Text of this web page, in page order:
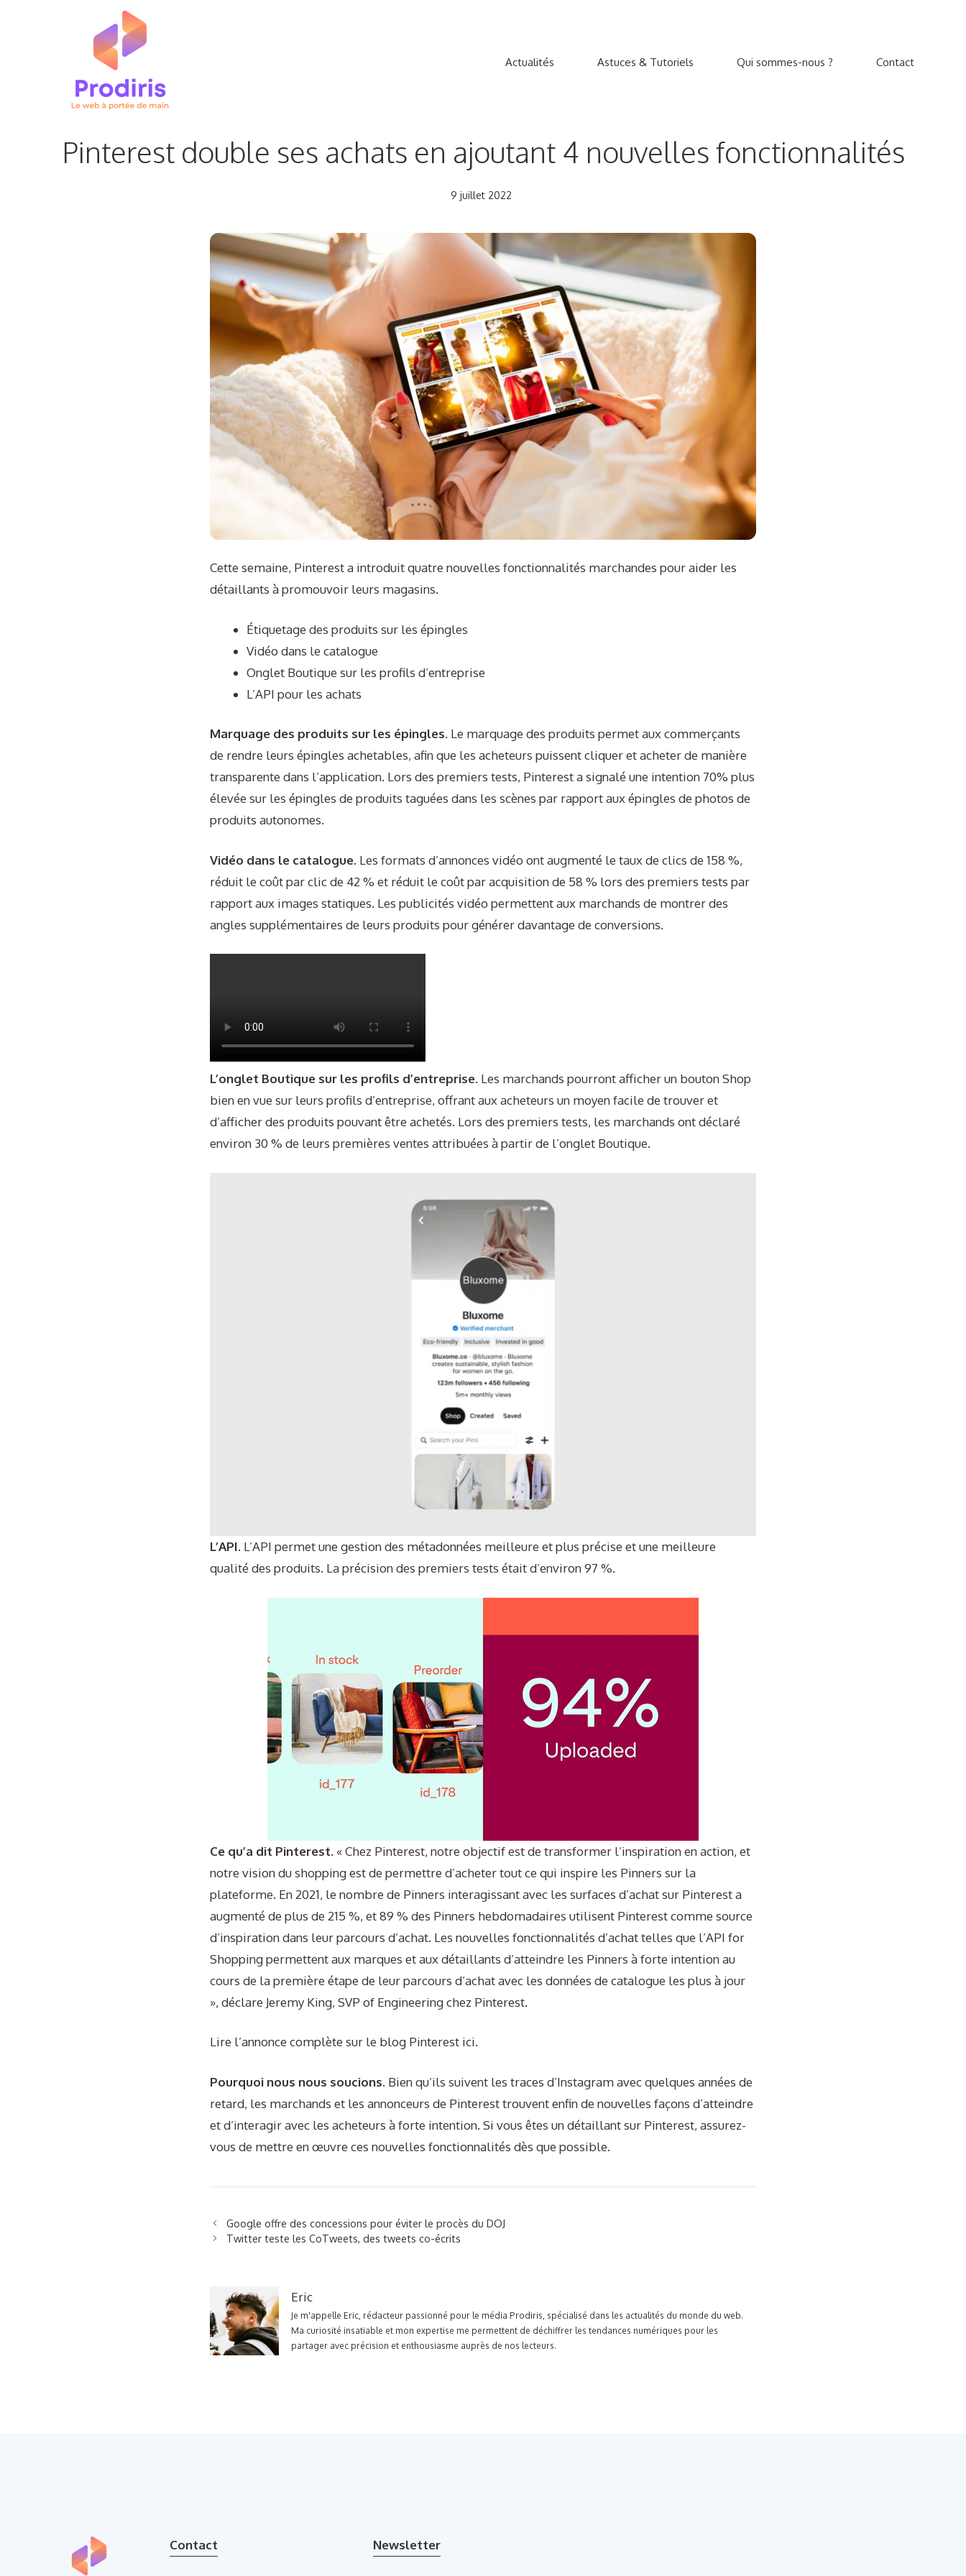
Actualités Astuces & Tutoriels Qui sommes-nous ? Contact
Pinterest double ses achats en ajoutant 4 nouvelles fonctionnalités
9 juillet 2022
Cette semaine, Pinterest a introduit quatre nouvelles fonctionnalités marchandes pour aider les
détaillants à promouvoir leurs magasins.
Étiquetage des produits sur les épingles
Vidéo dans le catalogue
Onglet Boutique sur les profils d’entreprise
L’API pour les achats
Marquage des produits sur les épingles. Le marquage des produits permet aux commerçants
de rendre leurs épingles achetables, afin que les acheteurs puissent cliquer et acheter de manière
transparente dans l’application. Lors des premiers tests, Pinterest a signalé une intention 70% plus
élevée sur les épingles de produits taguées dans les scènes par rapport aux épingles de photos de
produits autonomes.
Vidéo dans le catalogue. Les formats d’annonces vidéo ont augmenté le taux de clics de 158 %,
réduit le coût par clic de 42 % et réduit le coût par acquisition de 58 % lors des premiers tests par
rapport aux images statiques. Les publicités vidéo permettent aux marchands de montrer des
angles supplémentaires de leurs produits pour générer davantage de conversions.
L’onglet Boutique sur les profils d’entreprise. Les marchands pourront afficher un bouton Shop
bien en vue sur leurs profils d’entreprise, offrant aux acheteurs un moyen facile de trouver et
d’afficher des produits pouvant être achetés. Lors des premiers tests, les marchands ont déclaré
environ 30 % de leurs premières ventes attribuées à partir de l’onglet Boutique.
L’API. L’API permet une gestion des métadonnées meilleure et plus précise et une meilleure
qualité des produits. La précision des premiers tests était d’environ 97 %.
Ce qu’a dit Pinterest. « Chez Pinterest, notre objectif est de transformer l’inspiration en action, et
notre vision du shopping est de permettre d’acheter tout ce qui inspire les Pinners sur la
plateforme. En 2021, le nombre de Pinners interagissant avec les surfaces d’achat sur Pinterest a
augmenté de plus de 215 %, et 89 % des Pinners hebdomadaires utilisent Pinterest comme source
d’inspiration dans leur parcours d’achat. Les nouvelles fonctionnalités d’achat telles que l’API for
Shopping permettent aux marques et aux détaillants d’atteindre les Pinners à forte intention au
cours de la première étape de leur parcours d’achat avec les données de catalogue les plus à jour
», déclare Jeremy King, SVP of Engineering chez Pinterest.
Lire l’annonce complète sur le blog Pinterest ici.
Pourquoi nous nous soucions. Bien qu’ils suivent les traces d’Instagram avec quelques années de
retard, les marchands et les annonceurs de Pinterest trouvent enfin de nouvelles façons d’atteindre
et d’interagir avec les acheteurs à forte intention. Si vous êtes un détaillant sur Pinterest, assurez-
vous de mettre en œuvre ces nouvelles fonctionnalités dès que possible.
Google offre des concessions pour éviter le procès du DOJ
Twitter teste les CoTweets, des tweets co-écrits
Eric
Je m'appelle Eric, rédacteur passionné pour le média Prodiris, spécialisé dans les actualités du monde du web.
Ma curiosité insatiable et mon expertise me permettent de déchiffrer les tendances numériques pour les
partager avec précision et enthousiasme auprès de nos lecteurs.
Contact Newsletter